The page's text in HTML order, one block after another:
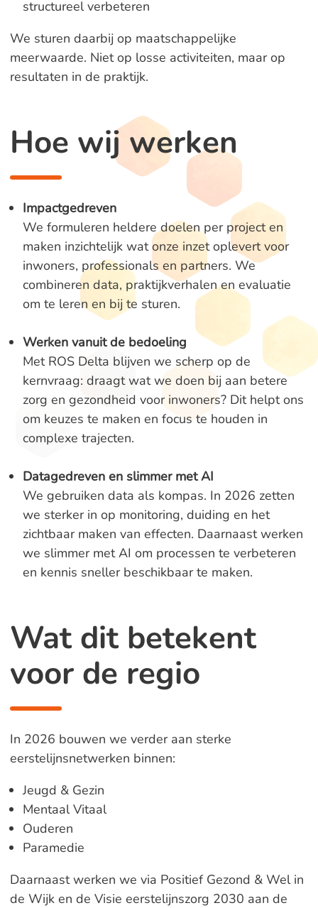
structureel verbeteren
We sturen daarbij op maatschappelijke
meerwaarde. Niet op losse activiteiten, maar op
resultaten in de praktijk.
Hoe wij werken
Impactgedreven
We formuleren heldere doelen per project en
maken inzichtelijk wat onze inzet oplevert voor
inwoners, professionals en partners. We
combineren data, praktijkverhalen en evaluatie
om te leren en bij te sturen.
Werken vanuit de bedoeling
Met ROS Delta blijven we scherp op de
kernvraag: draagt wat we doen bij aan betere
zorg en gezondheid voor inwoners? Dit helpt ons
om keuzes te maken en focus te houden in
complexe trajecten.
Datagedreven en slimmer met AI
We gebruiken data als kompas. In 2026 zetten
we sterker in op monitoring, duiding en het
zichtbaar maken van effecten. Daarnaast werken
we slimmer met AI om processen te verbeteren
en kennis sneller beschikbaar te maken.
Wat dit betekent
voor de regio
In 2026 bouwen we verder aan sterke
eerstelijnsnetwerken binnen:
Jeugd & Gezin
Mentaal Vitaal
Ouderen
Paramedie
Daarnaast werken we via Positief Gezond & Wel in
de Wijk en de Visie eerstelijnszorg 2030 aan de